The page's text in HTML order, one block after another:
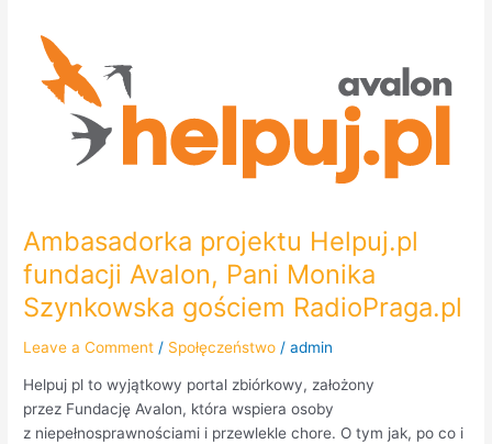
Ambasadorka projektu Helpuj.pl
fundacji Avalon, Pani Monika
Szynkowska gościem RadioPraga.pl
Leave a Comment / Społęczeństwo /admin
Helpuj pl to wyjątkowy portal zbiórkowy, założony
przez Fundację Avalon, która wspiera osoby
z niepełnosprawnościami i przewlekle chore. O tym jak, po co i
projektu
Helpuj.pl
fundacji
RadioPraga.pl